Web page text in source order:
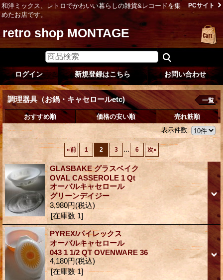
和洋ミックス、レトロでかわいい暮らしの雑貨&レコードを集
めたお店です。
PCサイト
retro shop MONTAGE
ログイン 新規登録はこちら お問い合わせ
調理器具（お鍋・キャセロールetc) 一覧
おすすめ順 価格の安い順
売れ筋順
表示件数:
«前 1 2 3 ... 6 次»
GLASBAKE グラスベイク
OVAL CASSEROLE 1 Qt
オーバルキャセロール
グリーンデイジー
3,980円(税込)
[在庫数 1]
PYREX/パイレックス
オーバルキャセロール
043 1 1/2 QT OVENWARE 36
4,180円(税込)
[在庫数 1]